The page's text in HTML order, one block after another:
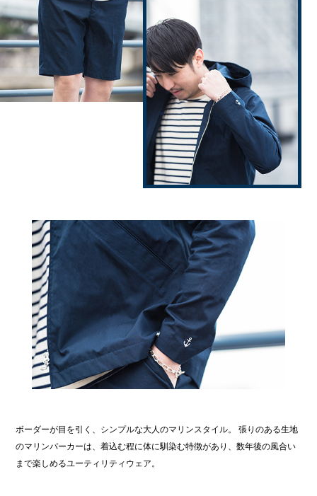
ボーダーが目を引く、シンプルな大人のマリンスタイル。 張りのある生地
のマリンパーカーは、着込む程に体に馴染む特徴があり、数年後の風合い
まで楽しめるユーティリティウェア。